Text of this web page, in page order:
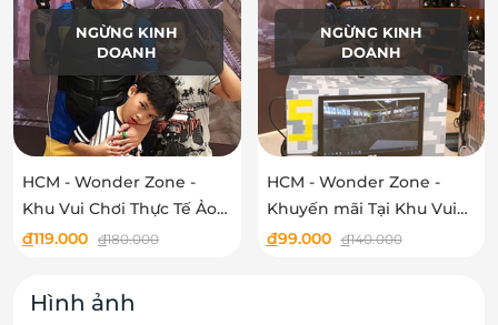
NGỪNG KINH
DOANH
HCM - Wonder Zone -
Khu Vui Chơi Thực Tế Ảo
Duy Nhất Tại Việt Nam
đ119.000 đ180.000
NGỪNG KINH
DOANH
HCM - Wonder Zone -
Khuyến mãi Tại Khu Vui
Chơi Thực Tế Ảo Duy Nhất
đ99.000 đ140.000
Hình ảnh